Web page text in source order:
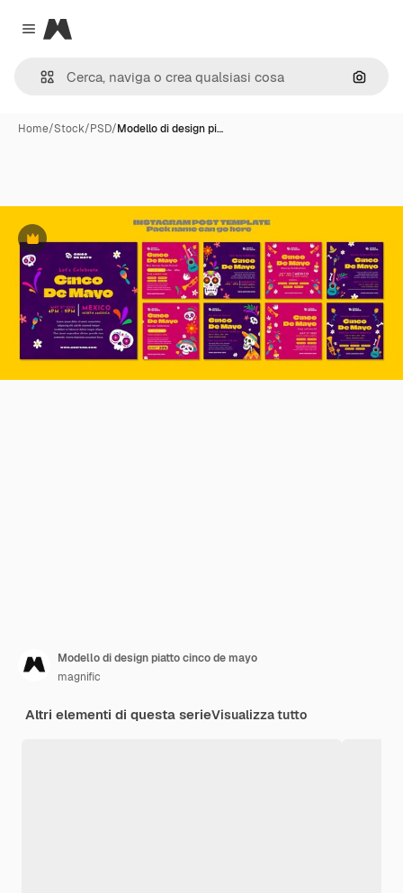
Close menu
Magnific
Cerca
Home/Stock/PSD/Modello di design pi…
Premium
Modello di design piatto cinco de mayo
magnific
Altri elementi di questa serieVisualizza tutto